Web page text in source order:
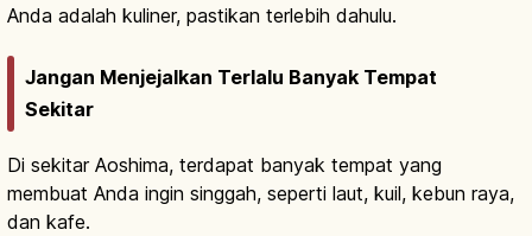
Anda adalah kuliner, pastikan terlebih dahulu.
Jangan Menjejalkan Terlalu Banyak Tempat
Sekitar
Di sekitar Aoshima, terdapat banyak tempat yang
membuat Anda ingin singgah, seperti laut, kuil, kebun raya,
dan kafe.